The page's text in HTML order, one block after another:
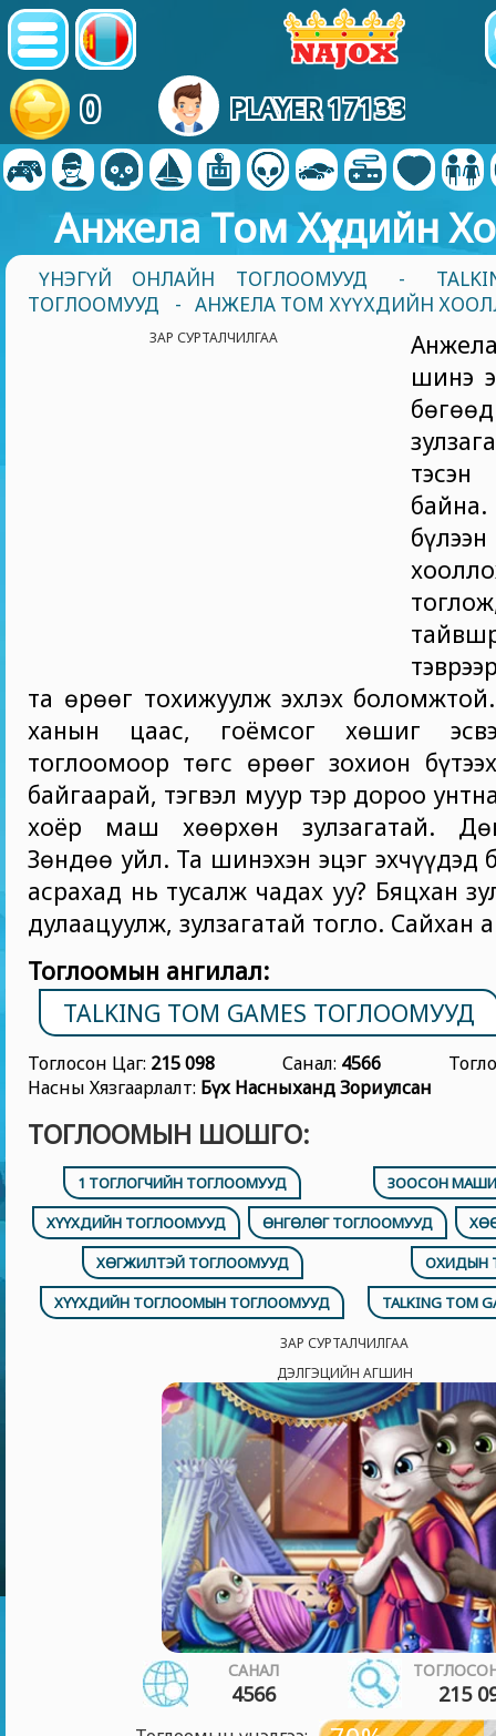
0 PLAYER 17133
Анжела Том Хүүхдийн
ҮНЭГҮЙ ОНЛАЙН ТОГЛООМУУД -
ТОГЛООМУУД
- АНЖЕЛА ТОМ ХҮҮХДИЙН
ЗАР СУРТАЛЧИЛГАА
шинэ
та өрөөг тохижуулж эхлэх
ханын цаас, гоёмсог хөшиг
тоглоомоор төгс өрөөг зохион
байгаарай, тэгвэл муур тэр дороо
хоёр маш хөөрхөн зулзагатай.
Зөндөө уйл. Та шинэхэн эцэг эхчүүдэд
асрахад нь тусалж чадах уу? Бяцхан
дулаацуулж, зулзагатай тогло. Сайхан
Тоглоомын ангилал:
TALKING TOM GAMES ТОГЛООМУУД
Тоглосон Цаг: 215 098 Санал: 4566
Насны Хязгаарлалт: Бүх Насныханд Зориулсан
ТОГЛООМЫН ШОШГО:
1 ТОГЛОГЧИЙН ТОГЛООМУУД
ЗООСОН
ХҮҮХДИЙН ТОГЛООМУУД
ӨНГӨЛӨГ ТОГЛООМУУД
ХӨГЖИЛТЭЙ ТОГЛООМУУД
ОХИДЫН
ХҮҮХДИЙН ТОГЛООМЫН ТОГЛООМУУД
TALKING TOM
ЗАР СУРТАЛЧИЛГАА
ДЭЛГЭЦИЙН АГШИН
САНАЛ
4566 215